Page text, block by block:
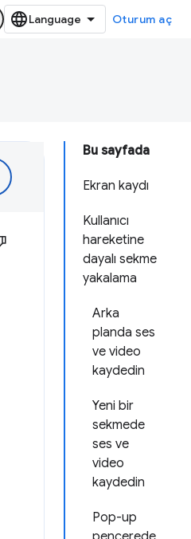
Oturum aç
Bu sayfada
Ekran kaydı
Kullanıcı
hareketine
dayalı sekme
yakalama
Arka
planda ses
ve video
kaydedin
Yeni bir
sekmede
ses ve
video
kaydedin
Pop-up